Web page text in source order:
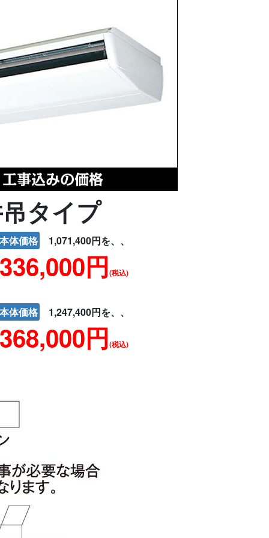
タイプ
本体価格 1,071,400円を、、
円(税込)
本体価格 1,247,400円を、、
円(税込)